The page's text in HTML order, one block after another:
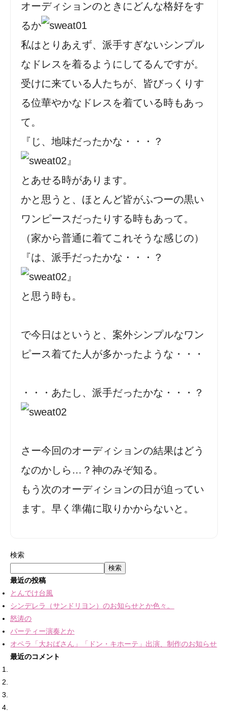
オーディションのときにどんな格好をす
るか
私はとりあえず、派手すぎないシンプル
なドレスを着るようにしてるんですが。
受けに来ている人たちが、皆びっくりす
る位華やかなドレスを着ている時もあっ
て。
『じ、地味だったかな・・・？
』
とあせる時があります。
かと思うと、ほとんど皆がふつーの黒い
ワンピースだったりする時もあって。
（家から普通に着てこれそうな感じの）
『は、派手だったかな・・・？
』
と思う時も。
で今日はというと、案外シンプルなワン
ピース着てた人が多かったような・・・
・・・あたし、派手だったかな・・・？
さー今回のオーディションの結果はどう
なのかしら…？神のみぞ知る。
もう次のオーディションの日が迫ってい
ます。早く準備に取りかからないと。
検索
検索
最近の投稿
とんでけ台風
シンデレラ（サンドリヨン）のお知らせとか色々。
怒涛の
パーティー演奏とか
オペラ「大おばさん」「ドン・キホーテ」出演、制作のお知らせ
最近のコメント